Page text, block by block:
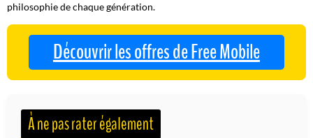
philosophie de chaque génération.
Découvrir les offres de Free Mobile
À ne pas rater également